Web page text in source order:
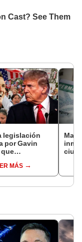
legislación
por Gavin
que
de
y preocupará
MÁS